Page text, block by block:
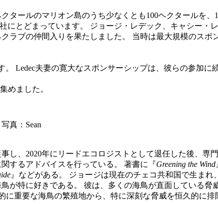
タールのマリオン島のうち少なくとも100ヘクタールを
にとどまっています。 ジョージ・レデック、キャシー・
ラブの仲間入りを果たしました。 当時は最大規模のスポ
Ledec夫妻の寛大なスポンサーシップは、彼らの参加に
めました。
真：Sean
し、2020年にリードエコロジストとして退任した後、専
するアドバイスを行っている。 著書に『Greening the Wind
』などがある。 ジョージは現在のチェコ共和国で生ま
が特に好きである。 彼は、多くの海鳥が直面している
重要な海鳥の繁殖地から、特に深刻な脅威を恒久的に排